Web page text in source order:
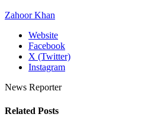
Zahoor Khan
Website
Facebook
X (Twitter)
Instagram
News Reporter
Related Posts